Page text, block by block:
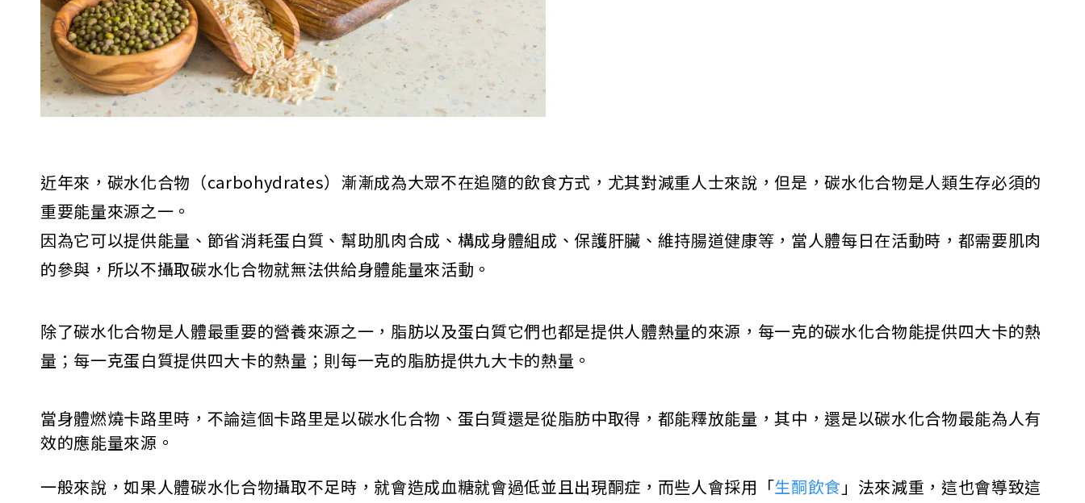
近年來，碳水化合物（carbohydrates）漸漸成為大眾不在追隨的飲食方式，尤其對減重人士來說，但是，碳水化合物是人類生存必須的
重要能量來源之一。
因為它可以提供能量、節省消耗蛋白質、幫助肌肉合成、構成身體組成、保護肝臟、維持腸道健康等，當人體每日在活動時，都需要肌肉
的參與，所以不攝取碳水化合物就無法供給身體能量來活動。
除了碳水化合物是人體最重要的營養來源之一，脂肪以及蛋白質它們也都是提供人體熱量的來源，每一克的碳水化合物能提供四大卡的熱
量；每一克蛋白質提供四大卡的熱量；則每一克的脂肪提供九大卡的熱量。
當身體燃燒卡路里時，不論這個卡路里是以碳水化合物、蛋白質還是從脂肪中取得，都能釋放能量，其中，還是以碳水化合物最能為人有
效的應能量來源。
一般來說，如果人體碳水化合物攝取不足時，就會造成血糖就會過低並且出現酮症，而些人會採用「生酮飲食 」法來減重，這也會導致這